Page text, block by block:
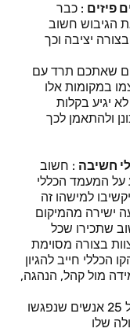
פיזים : כבר
הגיבוש חשוב
בצורה יציבה וכך
שאתכם תרד עם
במקומות אלו
יגיע בקלות
ולהתאמן לכך
חשיבה : חשוב
על המעמד הכללי
למישהו זה
ישירה מהמיקום
שתכירו שכל
בצורה מסוימת
חייב להגיון
מול קהל, הנהגה,
מחפשים לראות מי יצליח לאגוד צוות של 25 אנשים שנפגשו
שלו